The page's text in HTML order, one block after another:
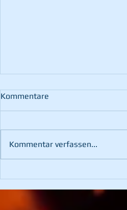
Margarethen an der Raab
Kommentare
Kommentar verfassen...